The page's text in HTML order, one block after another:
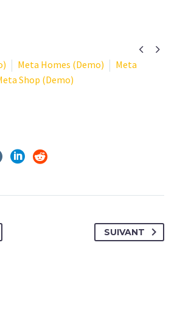
 
Meta Homes (Demo)
Meta
Shop (Demo)
SUIVANT